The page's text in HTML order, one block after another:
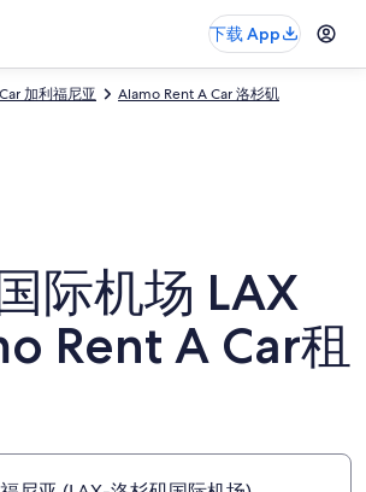
下载 App
加利福尼亚 Alamo Rent A Car 洛杉矶
际机场 LAX
Rent A Car租